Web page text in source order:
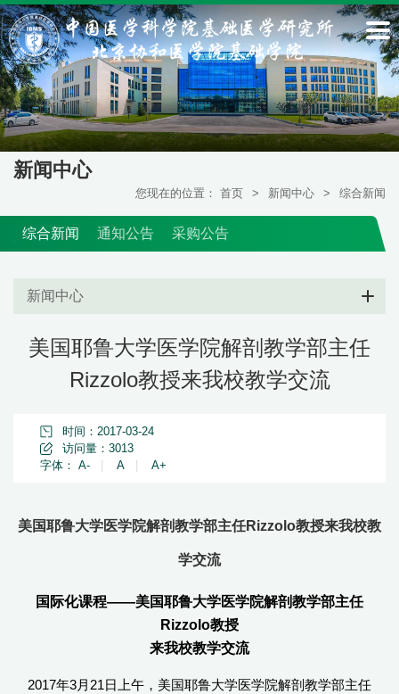
新闻中心
您现在的位置： 首页 > 新闻中心 > 综合新闻
综合新闻 通知公告 采购公告
新闻中心
美国耶鲁大学医学院解剖教学部主任
Rizzolo教授来我校教学交流
时间：2017-03-24
访问量： 3013
字体： A- A A+
美国耶鲁大学医学院解剖教学部主任Rizzolo教授来我校教
学交流
国际化课程——美国耶鲁大学医学院解剖教学部主任
Rizzolo教授
来我校教学交流
2017年3月21日上午，美国耶鲁大学医学院解剖教学部主任